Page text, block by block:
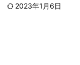
2023年1月6日